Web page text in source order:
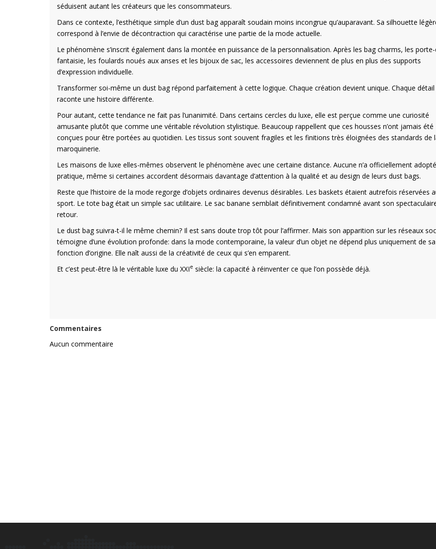
séduisent autant les créateurs que les consommateurs.
Dans ce contexte, l’esthétique simple d’un dust bag apparaît soudain moins incongrue qu’auparavant. Sa silhouette
correspond à l’envie de décontraction qui caractérise une partie de la mode actuelle.
Le phénomène s’inscrit également dans la montée en puissance de la personnalisation. Après les bag charms, les porte-
fantaisie, les foulards noués aux anses et les bijoux de sac, les accessoires deviennent de plus en plus des supports
d’expression individuelle.
Transformer soi-même un dust bag répond parfaitement à cette logique. Chaque création devient unique. Chaque détail
raconte une histoire différente.
Pour autant, cette tendance ne fait pas l’unanimité. Dans certains cercles du luxe, elle est perçue comme une curiosité
amusante plutôt que comme une véritable révolution stylistique. Beaucoup rappellent que ces housses n’ont jamais été
conçues pour être portées au quotidien. Les tissus sont souvent fragiles et les finitions très éloignées des standards de
maroquinerie.
Les maisons de luxe elles-mêmes observent le phénomène avec une certaine distance. Aucune n’a officiellement
pratique, même si certaines accordent désormais davantage d’attention à la qualité et au design de leurs dust bags.
Reste que l’histoire de la mode regorge d’objets ordinaires devenus désirables. Les baskets étaient autrefois réservées
sport. Le tote bag était un simple sac utilitaire. Le sac banane semblait définitivement condamné avant son
retour.
Le dust bag suivra-t-il le même chemin? Il est sans doute trop tôt pour l’affirmer. Mais son apparition sur les réseaux
témoigne d’une évolution profonde: dans la mode contemporaine, la valeur d’un objet ne dépend plus uniquement de sa
fonction d’origine. Elle naît aussi de la créativité de ceux qui s’en emparent.
Et c’est peut-être là le véritable luxe du XXIe siècle: la capacité à réinventer ce que l’on possède déjà.
Commentaires
Aucun commentaire